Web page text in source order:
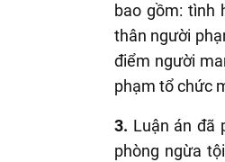
bao gồm: tình
thân người
điểm người
phạm tổ chức
3. Luận án đã
phòng ngừa